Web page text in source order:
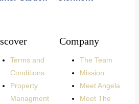
Terms and
Conditions
Property
Managment
Company
The Team
Mission
Meet Angela
Meet The